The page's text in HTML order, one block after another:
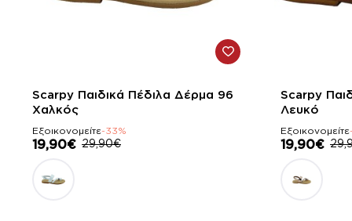
-33%
Scarpy Παιδικά Πέδιλα Δέρμα 96
Χαλκός
Εξοικονομείτε-33%
19,90€ 29,90€
-33%
Scarpy
Λευκό
Εξοικονομείτε
19,90€